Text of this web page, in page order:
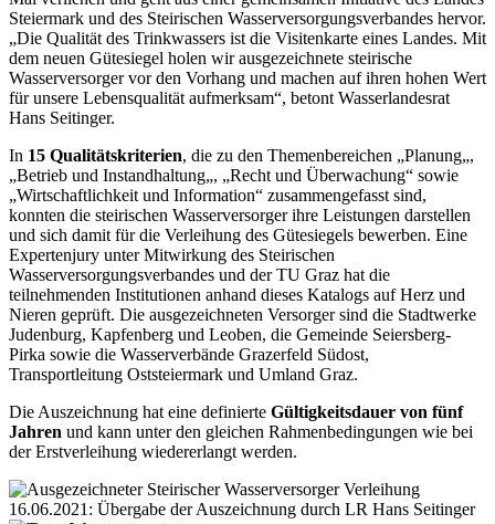
Steiermark und des Steirischen Wasserversorgungsverbandes hervor.
„Die Qualität des Trinkwassers ist die Visitenkarte eines Landes. Mit
dem neuen Gütesiegel holen wir ausgezeichnete steirische
Wasserversorger vor den Vorhang und machen auf ihren hohen Wert
für unsere Lebensqualität aufmerksam“, betont Wasserlandesrat
Hans Seitinger.
In 15 Qualitätskriterien, die zu den Themenbereichen „Planung„,
„Betrieb und Instandhaltung„, „Recht und Überwachung“ sowie
„Wirtschaftlichkeit und Information“ zusammengefasst sind,
konnten die steirischen Wasserversorger ihre Leistungen darstellen
und sich damit für die Verleihung des Gütesiegels bewerben. Eine
Expertenjury unter Mitwirkung des Steirischen
Wasserversorgungsverbandes und der TU Graz hat die
teilnehmenden Institutionen anhand dieses Katalogs auf Herz und
Nieren geprüft. Die ausgezeichneten Versorger sind die Stadtwerke
Judenburg, Kapfenberg und Leoben, die Gemeinde Seiersberg-
Pirka sowie die Wasserverbände Grazerfeld Südost,
Transportleitung Oststeiermark und Umland Graz.
Die Auszeichnung hat eine definierte Gültigkeitsdauer von fünf
Jahren und kann unter den gleichen Rahmenbedingungen wie bei
der Erstverleihung wiedererlangt werden.
16.06.2021: Übergabe der Auszeichnung durch LR Hans Seitinger